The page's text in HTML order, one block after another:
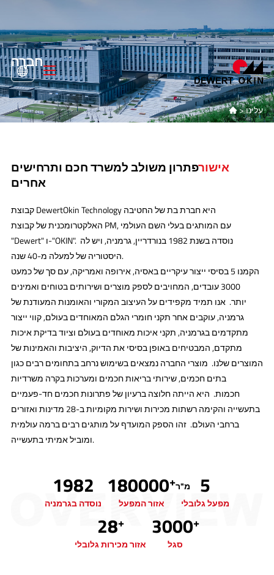
חברה
 >עלינו
אישורפתרון משולב למשרד חכם ותרחישים
אחרים
קבוצת DewertOkin Technology היא חברת בת של החטיבה
האלקטרומכנית של קבוצת PM, עם המותגים בעלי השם העולמי
"Dewert" ו-"OKIN". נוסדה בשנת 1982 בנורדריין, גרמניה, ויש לה
היסטוריה של למעלה מ-40 שנה.
הקמנו 5 בסיסי ייצור עיקריים באסיה, אירופה ואמריקה, עם סך של כמעט
3000 עובדים, המחויבים לספק מוצרים ושירותים בטוחים ואמינים
יותר. אנו תמיד מקפידים על העיצוב המקורי והאומנות המעודנת של
גרמניה, עוקבים אחר תקני חומרי הגלם המאוחדים בעולם, קווי ייצור
מתקדמים בגרמניה, תקני איכות מאוחדים בעולם וציוד בדיקת איכות
מתקדם, המבטיחים באופן בסיסי את הדיוק, היציבות והאמינות של
המוצרים שלנו. מוצרי החברה נמצאים בשימוש נרחב בתחומים רבים כגון
בתים חכמים, שירותי בריאות חכמים ומערכות בקרה משרדיות
חכמות. היא הייתה חלוצה ברעיון של פתרונות חכמים חד-פעמיים
בתעשייה והקימה רשתות מכירות ושירות מקומיות ב-28 מדינות ואזורים
ברחבי העולם. זהו הספק המועדף על מותגים רבים ברמה עולמית
ומוביל אמיתי בתעשייה.
1982
נוסדה בגרמניה
180000+מ"ר
אזור המפעל
5
מפעל גלובלי
28+
אזור מכירות גלובלי
3000+
סגל